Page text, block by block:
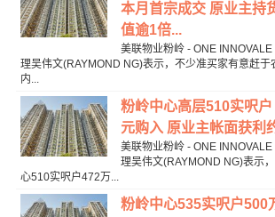
本月首宗成交 原业主持
值逾1倍...
美联物业粉岭 - ONE
理吴伟文(RAYMOND NG)表示，不少准买家有意赶于
内...
粉岭中心高层510实呎
元购入 原业主帐面获利
美联物业粉岭 - ONE
理吴伟文(RAYMOND NG)表示
心510实呎户472万...
粉岭中心535实呎户500